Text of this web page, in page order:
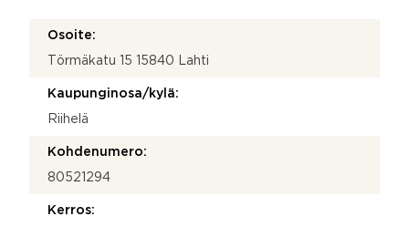
Osoite:
Törmäkatu 15 15840 Lahti
Kaupunginosa/kylä:
Riihelä
Kohdenumero:
80521294
Kerros: